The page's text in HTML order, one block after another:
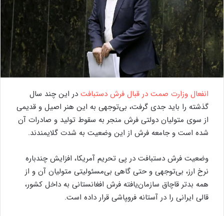
انفعال وزارت صمت در قبال فرش دستبافت در این چند سال
گذشته را باید جدی گرفت، بی‌توجهی به این هنر اصیل و قدیمی
از سوی متولیان دولتی فرش منجر به سقوط تولید و صادرات آن
شده است و جامعه فرش از این وضعیت به شدت گلایمندند.
وضعیت فرش دستبافت در پی تحریم آمریکا، افزایش چندباره
نرخ ارز، بی‌توجهی و حتی گاهی بی‌مسئولیتی متولیان آن و از
همه بدتر قاچاق سازمان‌یافته فرش افغانستانی به داخل کشور،
قالی ایرانی را در آستانه فرو‍پاشی قرار داده است.